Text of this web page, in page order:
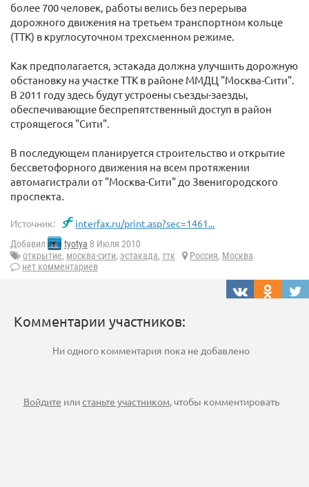
более 700 человек, работы велись без перерыва
дорожного движения на третьем транспортном кольце
(ТТК) в круглосуточном трехсменном режиме.
Как предполагается, эстакада должна улучшить дорожную
обстановку на участке ТТК в районе ММДЦ "Москва-Сити".
В 2011 году здесь будут устроены съезды-заезды,
обеспечивающие беспрепятственный доступ в район
строящегося "Сити".
В последующем планируется строительство и открытие
бессветофорного движения на всем протяжении
автомагистрали от "Москва-Сити" до Звенигородского
проспекта.
Источник: interfax.ru/print.asp?sec=1461...
Добавил tyotya 8 Июля 2010
открытие, москва-сити, эстакада, ттк Россия, Москва
нет комментариев
Комментарии участников:
Ни одного комментария пока не добавлено
Войдите илистаньте участником, чтобы комментировать